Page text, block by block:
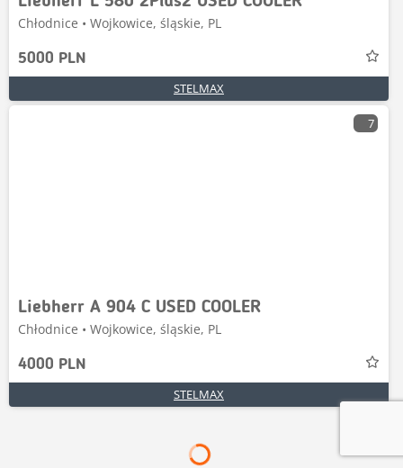
Chłodnice • Wojkowice, śląskie, PL
5000 PLN
STELMAX
7
Liebherr A 904 C USED COOLER
Chłodnice • Wojkowice, śląskie, PL
4000 PLN
STELMAX